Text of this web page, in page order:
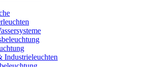
Industrieleuchten